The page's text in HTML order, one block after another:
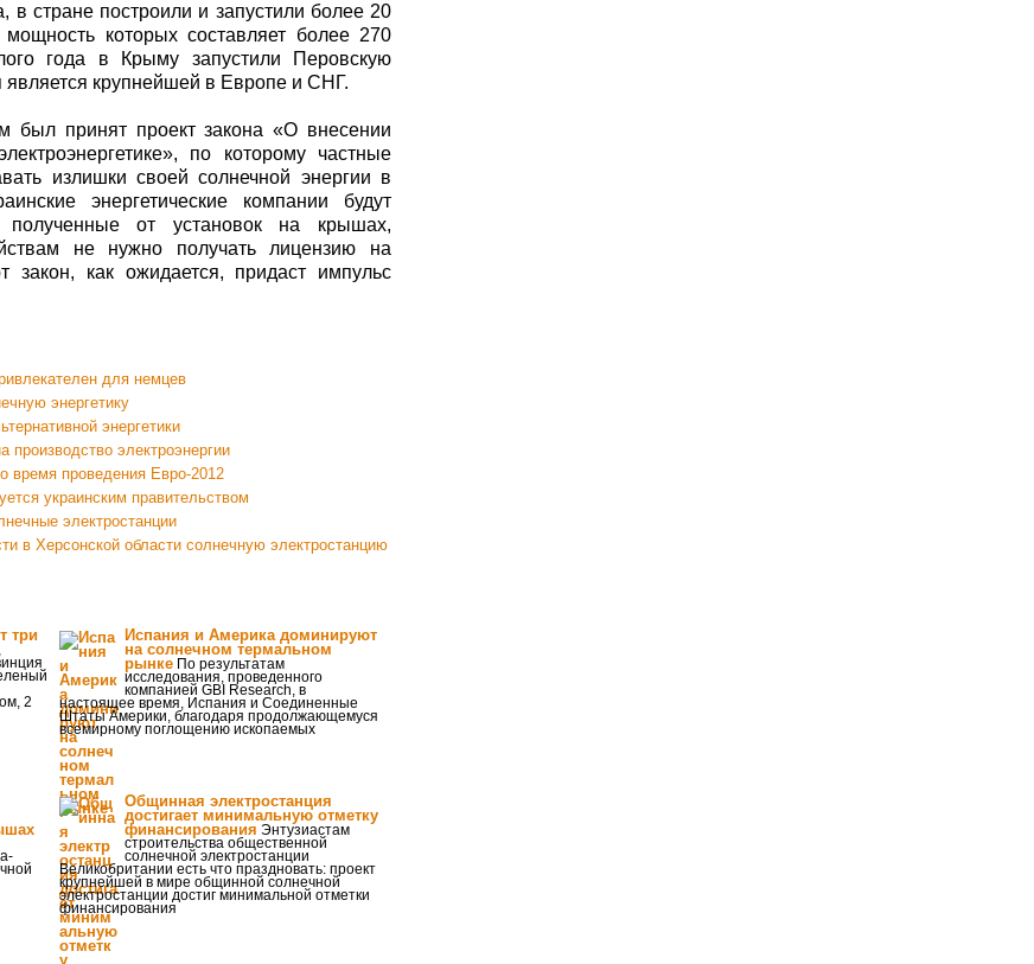
в стране построили и запустили более 20
которых составляет более 270
года в Крыму запустили Перовскую
является крупнейшей в Европе и СНГ.
был принят проект закона «О внесении
по которому частные
излишки своей солнечной энергии в
энергетические компании будут
от установок на крышах,
не нужно получать лицензию на
закон, как ожидается, придаст импульс
для немцев
энергетику
энергетики
электроэнергии
время проведения Евро-2012
украинским правительством
электростанции
в Херсонской области солнечную электростанцию
три
2
Испания и Америка доминируют
на солнечном термальном
рынке По результатам
исследования, проведенного
компанией GBI Research, в
настоящее время, Испания и Соединенные
Штаты Америки, благодаря продолжающемуся
всемирному поглощению ископаемых
Общинная электростанция
достигает минимальную отметку
финансирования Энтузиастам
строительства общественной
солнечной электростанции
Великобритании есть что праздновать: проект
крупнейшей в мире общинной солнечной
электростанции достиг минимальной отметки
финансирования